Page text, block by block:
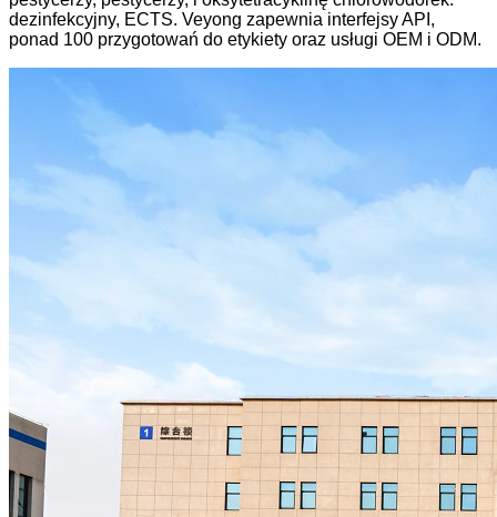
dezinfekcyjny, ECTS. Veyong zapewnia interfejsy API,
ponad 100 przygotowań do etykiety oraz usługi OEM i ODM.